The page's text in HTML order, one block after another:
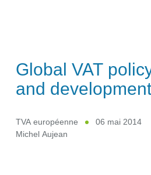
Global VAT
and
TVA européenne
06 mai 2014
Michel Aujean